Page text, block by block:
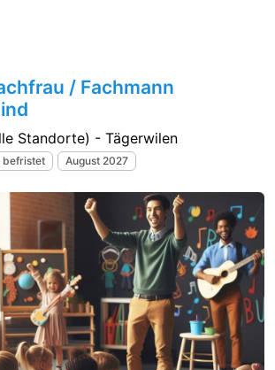
/ Fachmann
Standorte) - Tägerwilen
befristet August 2027